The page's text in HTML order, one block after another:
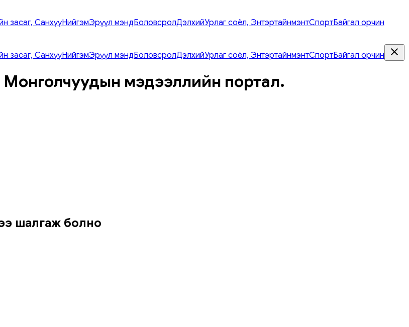
засаг, СанхүүНийгэмЭрүүл мэндБоловсролДэлхийУрлаг соёл, ЭнтэртайнмэнтСпортБайгал орчин
засаг, СанхүүНийгэмЭрүүл мэндБоловсролДэлхийУрлаг соёл, ЭнтэртайнмэнтСпортБайгал орчин
мэдээллийн портал.
шалгаж болно